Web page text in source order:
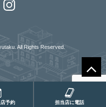
All Rights Reserved.
予約 担当店に電話